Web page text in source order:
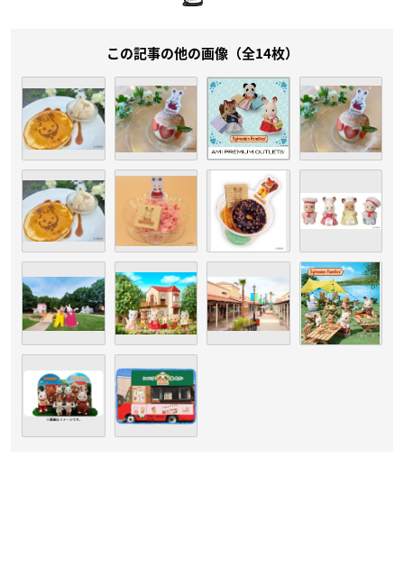
この記事の他の画像（全14枚）